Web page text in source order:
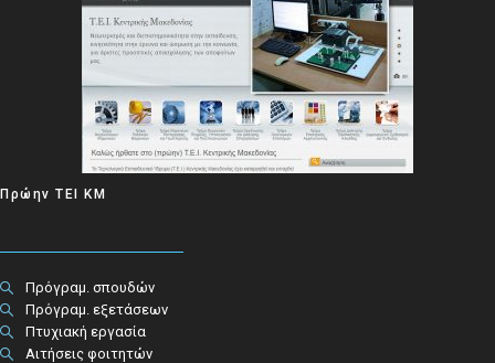
Πρώην ΤΕΙ ΚΜ
Πρόγραμ. σπουδών
Πρόγραμ. εξετάσεων
Πτυχιακή εργασία
Αιτήσεις φοιτητών